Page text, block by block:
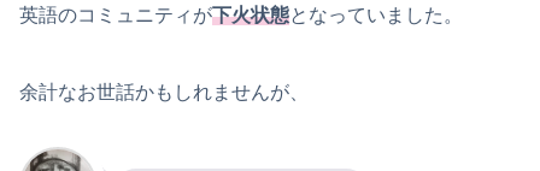
英語のコミュニティが下火状態となっていました。
余計なお世話かもしれませんが、